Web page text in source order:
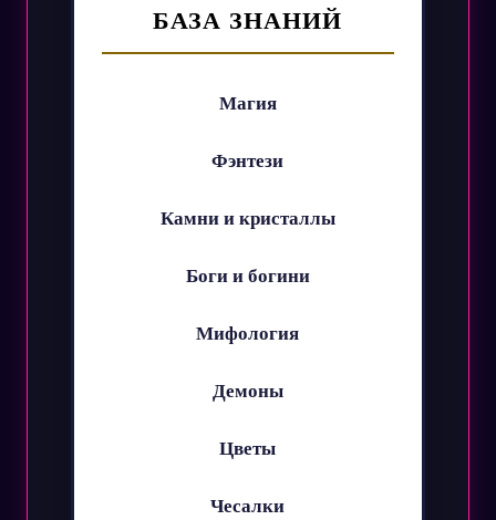
БАЗА ЗНАНИЙ
Магия
Фэнтези
Камни и кристаллы
Боги и богини
Мифология
Демоны
Цветы
Чесалки